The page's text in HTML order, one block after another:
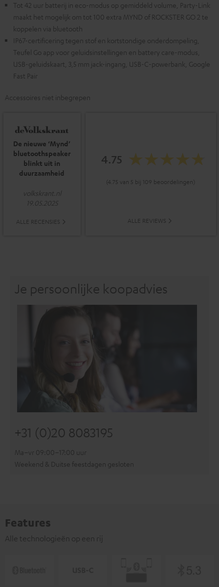
Tot 42 uur batterij in eco-modus op gemiddeld volume, Party-Link
maakt het mogelijk om tot 100 extra MYND of ROCKSTER GO 2 te
koppelen via bluetooth
IP67-certificering tegen stof en kortstondige onderdompeling,
Teufel Go app voor geluidsinstellingen en battery care-modus,
USB-geluidskaart, 3,5 mm jack-ingang, USB-C-powerbank, Google
Fast Pair
Accessoires niet inbegrepen
De nieuwe ‘Mynd’
bluetoothspeaker
blinkt uit in
duurzaamheid
volkskrant.nl
19.05.2025
ALLE RECENSIES
4.75
(4.75 van 5 bij 109 beoordelingen)
ALLE REVIEWS
Je persoonlijke koopadvies
+31 (0)20 8083195
Ma–vr 09:00–17:00 uur
Weekend & Duitse feestdagen gesloten
Features
Alle technologieën op een rij